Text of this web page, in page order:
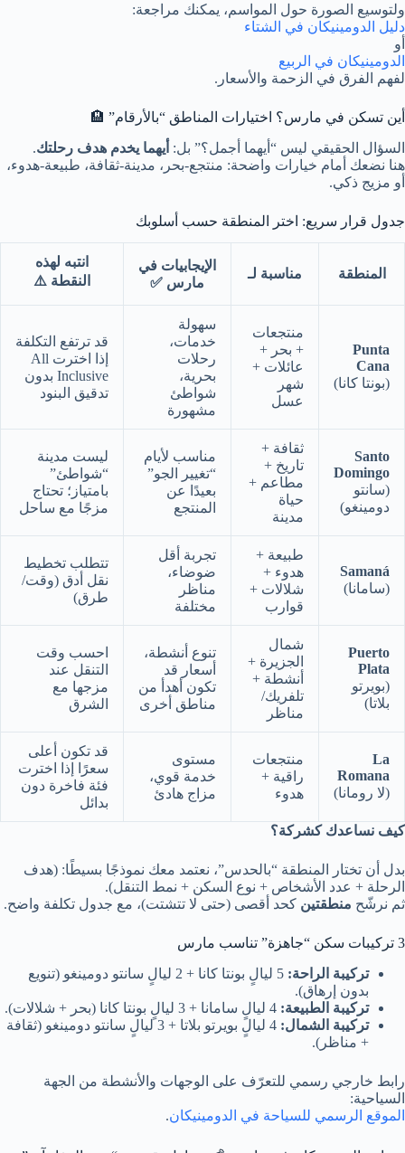
ولتوسيع الصورة حول المواسم، يمكنك مراجعة:
دليل الدومينيكان في الشتاء
أو
الدومينيكان في الربيع
لفهم الفرق في الزحمة والأسعار.
أين تسكن في مارس؟ اختيارات المناطق “بالأرقام” 🏨
السؤال الحقيقي ليس “أيهما أجمل؟” بل: أيهما يخدم هدف رحلتك.
هنا نضعك أمام خيارات واضحة: منتجع-بحر، مدينة-ثقافة، طبيعة-هدوء،
أو مزيج ذكي.
جدول قرار سريع: اختر المنطقة حسب أسلوبك
المنطقة مناسبة لـ
الإيجابيات في
مارس ✅
انتبه لهذه
النقطة ⚠️
Punta
Cana
(بونتا كانا)
منتجعات
+ بحر +
عائلات +
شهر
عسل
سهولة
خدمات،
رحلات
بحرية،
شواطئ
مشهورة
قد ترتفع التكلفة
إذا اخترت All
Inclusive بدون
تدقيق البنود
Santo
Domingo
(سانتو
دومينغو)
ثقافة +
تاريخ +
مطاعم +
حياة
مدينة
مناسب لأيام
“تغيير الجو”
بعيدًا عن
المنتجع
ليست مدينة
“شواطئ”
بامتياز؛ تحتاج
مزجًا مع ساحل
Samaná
(سامانا)
طبيعة +
هدوء +
شلالات +
قوارب
تجربة أقل
ضوضاء،
مناظر
مختلفة
تتطلب تخطيط
نقل أدق (وقت/
طرق)
Puerto
Plata
(بويرتو
بلاتا)
شمال
الجزيرة +
أنشطة +
تلفريك/
مناظر
تنوع أنشطة،
أسعار قد
تكون أهدأ من
مناطق أخرى
احسب وقت
التنقل عند
مزجها مع
الشرق
La
Romana
(لا رومانا)
منتجعات
راقية +
هدوء
مستوى
خدمة قوي،
مزاج هادئ
قد تكون أعلى
سعرًا إذا اخترت
فئة فاخرة دون
بدائل
كيف نساعدك كشركة؟
بدل أن تختار المنطقة “بالحدس”، نعتمد معك نموذجًا بسيطًا: (هدف
الرحلة + عدد الأشخاص + نوع السكن + نمط التنقل).
ثم نرشّح منطقتين كحد أقصى (حتى لا تتشتت)، مع جدول تكلفة واضح.
3 تركيبات سكن “جاهزة” تناسب مارس
تركيبة الراحة:
5 ليالٍ بونتا كانا + 2 ليالٍ سانتو دومينغو (تنويع
بدون إرهاق).
تركيبة الطبيعة:
تركيبة الشمال:
4 ليالٍ بويرتو بلاتا + 3 ليالٍ سانتو دومينغو (ثقافة
+ مناظر).
رابط خارجي رسمي للتعرّف على الوجهات والأنشطة من الجهة
السياحية:
الموقع الرسمي للسياحة في الدومينيكان.